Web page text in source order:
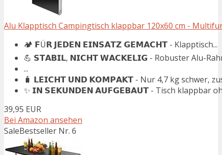
Alu Klapptisch Campingtisch klappbar 120x60 cm -
🏕️ 𝗙Ü𝗥 𝗝𝗘𝗗𝗘𝗡 𝗘𝗜𝗡𝗦𝗔𝗧𝗭 𝗚𝗘𝗠𝗔𝗖𝗛𝗧 - Klapptisch...
💪 𝗦𝗧𝗔𝗕𝗜𝗟, 𝗡𝗜𝗖𝗛𝗧 𝗪𝗔𝗖𝗞𝗘𝗟𝗜𝗚 - Robuster Alu-
...
🧳 𝗟𝗘𝗜𝗖𝗛𝗧 𝗨𝗡𝗗 𝗞𝗢𝗠𝗣𝗔𝗞𝗧 - Nur 4,7 kg schwer,
✨ 𝗜𝗡 𝗦𝗘𝗞𝗨𝗡𝗗𝗘𝗡 𝗔𝗨𝗙𝗚𝗘𝗕𝗔𝗨𝗧 - Tisch klappbar
39,95 EUR
Bei Amazon ansehen
SaleBestseller Nr. 6